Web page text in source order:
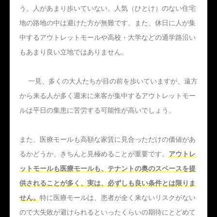
う。人があまり歩いていない。人気（ひとけ）のない住宅
地の路地の中は避けた方が無難です。また、休日に人が集
中するアウトレットモールや高校・大学などの通学路沿い
もあまり良い立地ではありません。
一見、多くの大人たちが目の前を歩いていますが、遠方
から来る人が多く週末に来客が集中するアウトレットモー
ルは平日の集患に苦労する可能性が高いでしょう。
また、医療モールも高額な家賃に見合っただけの価値があ
るかどうか、きちんと見極めることが重要です。 アウトレ
ットモールも医療モールも、テナントの奥のスペースを提
供されることが多く、実は、必ずしも良い条件とは限りま
せん。 特に医療モールは、患者が全く来ないリスクがない
ので大失敗が避けられるといったくらいの期待にとどめて